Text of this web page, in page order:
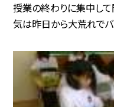
授業の終わりに集中し
気は昨日から大荒れで